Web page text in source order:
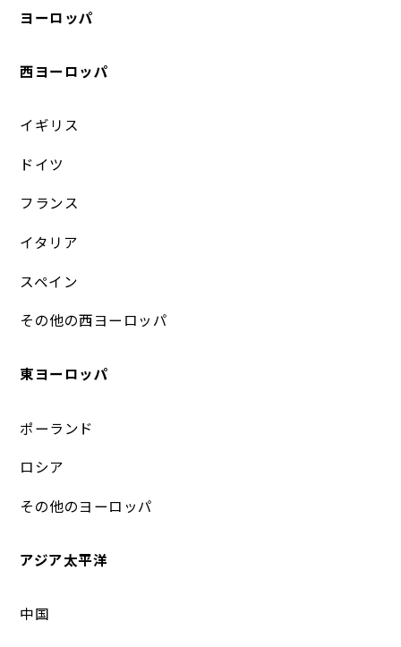
ヨーロッパ
西ヨーロッパ
イギリス
ドイツ
フランス
イタリア
スペイン
その他の西ヨーロッパ
東ヨーロッパ
ポーランド
ロシア
その他のヨーロッパ
アジア太平洋
中国